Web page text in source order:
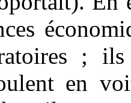
;
en